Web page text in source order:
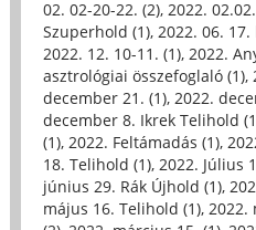
02. 02-20-22. (2), 2022.
Szuperhold (1), 2022. 06.
2022. 12. 10-11. (1), 2022.
asztrológiai összefoglaló (1),
december 21. (1), 2022.
december 8. Ikrek Telihold
(1), 2022. Feltámadás (1),
18. Telihold (1), 2022. Július
június 29. Rák Újhold (1),
május 16. Telihold (1), 2022.